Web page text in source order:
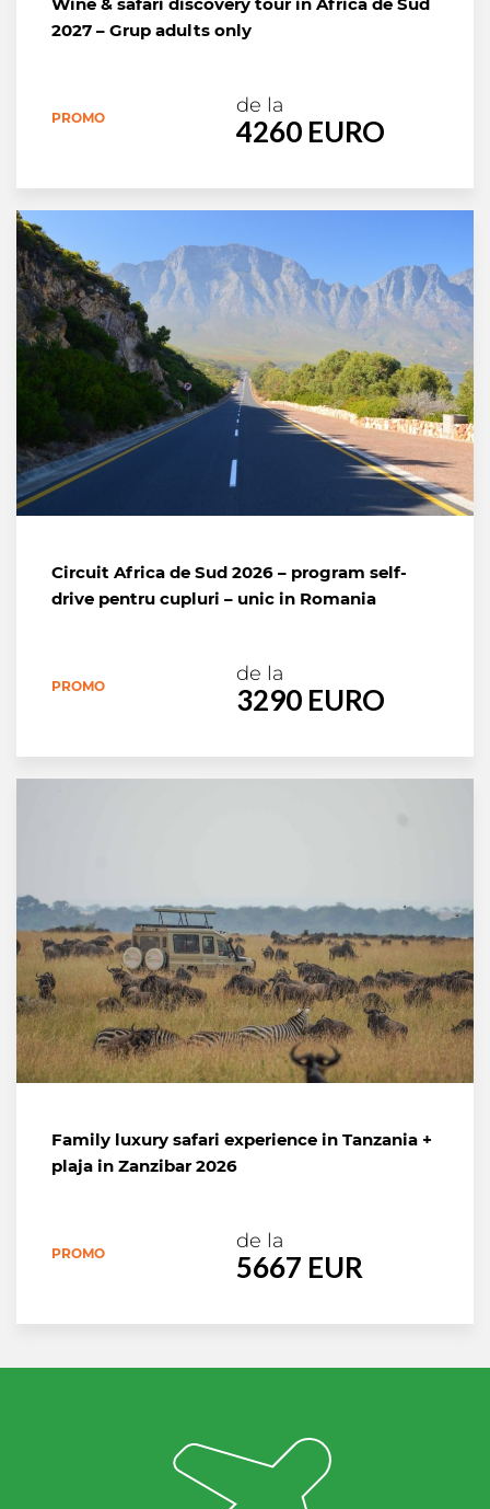
2027 – Grup adults only
PROMO
de la
4260 EURO
Circuit Africa de Sud 2026 – program self-
drive pentru cupluri – unic in Romania
PROMO
de la
3290 EURO
Family luxury safari experience in Tanzania +
plaja in Zanzibar 2026
PROMO
de la
5667 EUR